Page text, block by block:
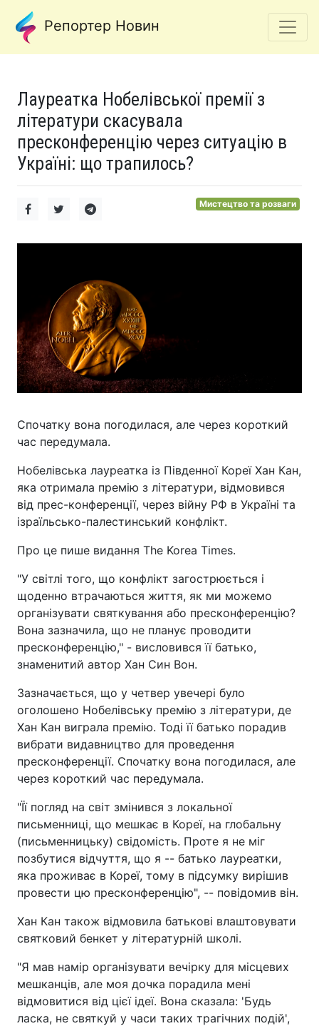
Репортер Новин
Лауреатка Нобелівської премії з
літератури скасувала
пресконференцію через ситуацію в
Україні: що трапилось?
Мистецтво та розваги
Спочатку вона погодилася, але через короткий
час передумала.
Нобелівська лауреатка із Південної Кореї Хан Кан,
яка отримала премію з літератури, відмовився
від прес-конференції, через війну РФ в Україні та
ізраїльсько-палестинський конфлікт.
Про це пише видання The Korea Times.
"У світлі того, що конфлікт загострюється і
щоденно втрачаються життя, як ми можемо
організувати святкування або пресконференцію?
Вона зазначила, що не планує проводити
пресконференцію," - висловився її батько,
знаменитий автор Хан Син Вон.
Зазначається, що у четвер увечері було
оголошено Нобелівську премію з літератури, де
Хан Кан виграла премію. Тоді її батько порадив
вибрати видавництво для проведення
пресконференції. Спочатку вона погодилася, але
через короткий час передумала.
"Її погляд на світ змінився з локальної
письменниці, що мешкає в Кореї, на глобальну
(письменницьку) свідомість. Проте я не міг
позбутися відчуття, що я -- батько лауреатки,
яка проживає в Кореї, тому в підсумку вирішив
провести цю пресконференцію", -- повідомив він.
Хан Кан також відмовила батькові влаштовувати
святковий бенкет у літературній школі.
"Я мав намір організувати вечірку для місцевих
мешканців, але моя дочка порадила мені
відмовитися від цієї ідеї. Вона сказала: 'Будь
ласка, не святкуй у часи таких трагічних подій',